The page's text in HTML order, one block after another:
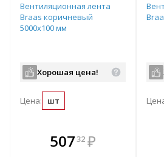
Вентиляционная лента
Braas коричневый
5000х100 мм
Хорошая цена!
Цена: шт
50732 ₽
В
В комплекте
всегда выгоднее!